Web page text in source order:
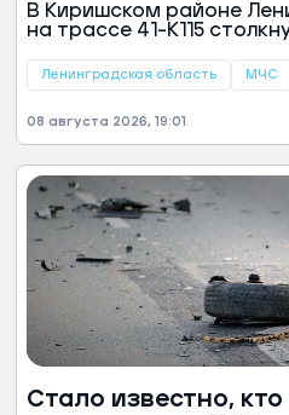
В Киришском районе
на трассе 41-К115
четыре человека. Об
Ленинградская область МЧС
08 августа 2026, 19:01
Стало известно, кто